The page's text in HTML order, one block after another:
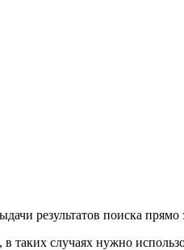
результатов поиска
таких случаях нужно